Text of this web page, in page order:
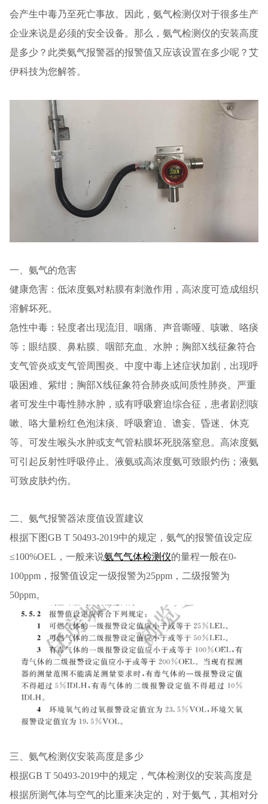
会产生中毒乃至死亡事故。因此，氨气检测仪对于很多生产
企业来说是必须的安全设备。那么，氨气检测仪的安装高度
是多少？此类氨气报警器的报警值又应该设置在多少呢？艾
伊科技为您解答。
一、氨气的危害
健康危害：低浓度氨对粘膜有刺激作用，高浓度可造成组织
溶解坏死。
急性中毒：轻度者出现流泪、咽痛、声音嘶哑、咳嗽、咯痰
等；眼结膜、鼻粘膜、咽部充血、水肿；胸部X线征象符合
支气管炎或支气管周围炎。中度中毒上述症状加剧，出现呼
吸困难、紫绀；胸部X线征象符合肺炎或间质性肺炎。严重
者可发生中毒性肺水肿，或有呼吸窘迫综合征，患者剧烈咳
嗽、咯大量粉红色泡沫痰、呼吸窘迫、谵妄、昏迷、休克
等。可发生喉头水肿或支气管粘膜坏死脱落窒息。高浓度氨
可引起反射性呼吸停止。液氨或高浓度氨可致眼灼伤；液氨
可致皮肤灼伤。
二、氨气报警器浓度值设置建议
根据下图GB T 50493-2019中的规定，氨气的报警值设定应
≤100%OEL，一般来说氨气气体检测仪的量程一般在0-
100ppm，报警值设定一级报警为25ppm，二级报警为
50ppm。
三、氨气检测仪安装高度是多少
根据GB T 50493-2019中的规定，气体检测仪的安装高度是
根据所测气体与空气的比重来决定的，对于氨气，其相对分